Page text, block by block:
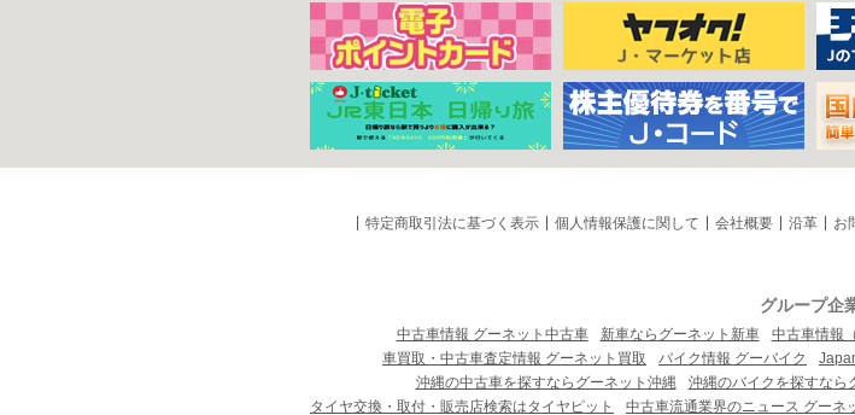
特定商取引法に基づく表示 個人情報保護に関して 会社概要 沿革 お
グループ企
中古車情報 グーネット中古車 新車ならグーネット新車 中古車情報
車買取・中古車査定情報 グーネット買取
バイク情報 グーバイク
沖縄の中古車を探すならグーネット沖縄
沖縄のバイクを探すなら
タイヤ交換・取付・販売店検索はタイヤピット
中古車流通業界のニュース グーネ